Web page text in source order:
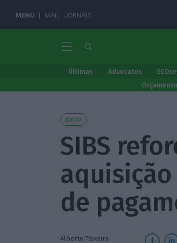
MENU MAIL JORNAIS
Últimas Advocatus
Banca
SIBS
de
Alberto Teixeira